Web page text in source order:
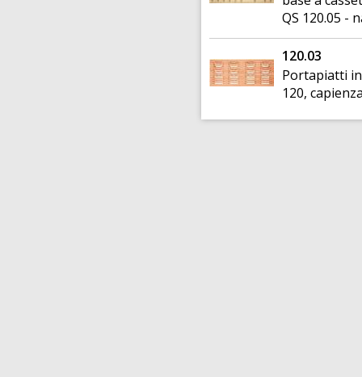
QS 120.05 -
120.03
Portapiatti
120,